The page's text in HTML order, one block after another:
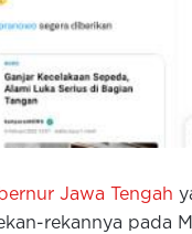
Jawa Tengah
rekannya